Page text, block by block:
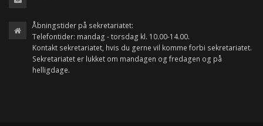
Åbningstider på sekretariatet:
Telefontider: mandag - torsdag kl. 10.00-14.00.
Kontakt sekretariatet, hvis du gerne vil komme forbi sekretariatet.
Sekretariatet er lukket om mandagen og fredagen og på
helligdage.